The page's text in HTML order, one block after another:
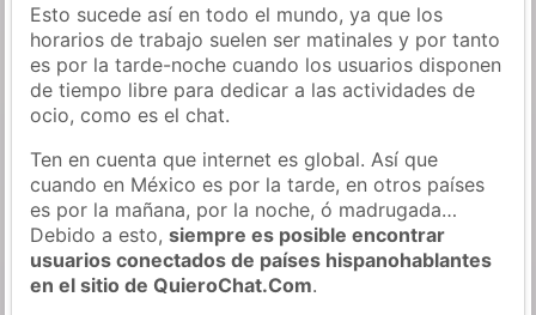
Esto sucede así en todo el mundo, ya que los
horarios de trabajo suelen ser matinales y por tanto
es por la tarde-noche cuando los usuarios disponen
de tiempo libre para dedicar a las actividades de
ocio, como es el chat.
Ten en cuenta que internet es global. Así que
cuando en México es por la tarde, en otros países
es por la mañana, por la noche, ó madrugada…
Debido a esto,siempre es posible encontrar
usuarios conectados de países hispanohablantes
en el sitio de QuieroChat.Com.